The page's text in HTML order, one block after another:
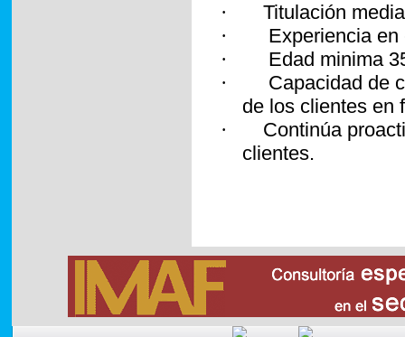
·
Titulación
·
Experiencia
·
Edad minima
·
Capacidad de
de los clientes en
·
Continúa
clientes.